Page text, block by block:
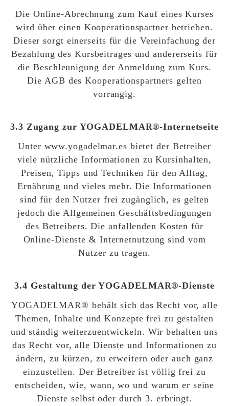
Die Online-Abrechnung zum Kauf eines Kurses
wird über einen Kooperationspartner betrieben.
Dieser sorgt einerseits für die Vereinfachung der
Bezahlung des Kursbeitrages und andererseits für
die Beschleunigung der Anmeldung zum Kurs.
Die AGB des Kooperationspartners gelten
vorrangig.
3.3 Zugang zur YOGADELMAR®-Internetseite
Unter www.yogadelmar.es bietet der Betreiber
viele nützliche Informationen zu Kursinhalten,
Preisen, Tipps und Techniken für den Alltag,
Ernährung und vieles mehr. Die Informationen
sind für den Nutzer frei zugänglich, es gelten
jedoch die Allgemeinen Geschäftsbedingungen
des Betreibers. Die anfallenden Kosten für
Online-Dienste & Internetnutzung sind vom
Nutzer zu tragen.
3.4 Gestaltung der YOGADELMAR®-Dienste
YOGADELMAR® behält sich das Recht vor, alle
Themen, Inhalte und Konzepte frei zu gestalten
und ständig weiterzuentwickeln. Wir behalten uns
das Recht vor, alle Dienste und Informationen zu
ändern, zu kürzen, zu erweitern oder auch ganz
einzustellen. Der Betreiber ist völlig frei zu
entscheiden, wie, wann, wo und warum er seine
Dienste selbst oder durch 3. erbringt.